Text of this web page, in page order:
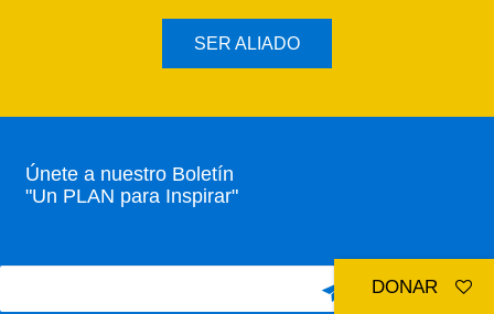
SER ALIADO
Únete a nuestro Boletín
"Un PLAN para Inspirar"
DONAR